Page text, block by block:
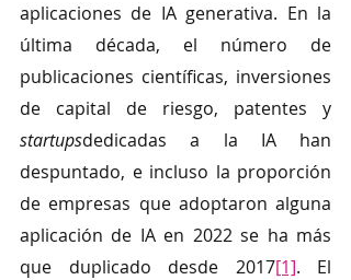
aplicaciones de IA generativa. En la
última década, el número de
publicaciones científicas, inversiones
startupsdedicadas a la IA han
despuntado, e incluso la proporción
de empresas que adoptaron alguna
aplicación de IA en 2022 se ha más
que duplicado desde 2017[1]